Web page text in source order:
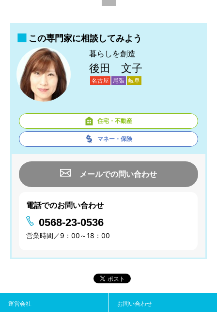
この専門家に相談してみよう
暮らしを創造
後田 文子
名古屋 尾張 岐阜
住宅・不動産
マネー・保険
メールでの問い合わせ
電話でのお問い合わせ
0568-23-0536
営業時間／9：00～18：00
運営会社 お問い合わせ